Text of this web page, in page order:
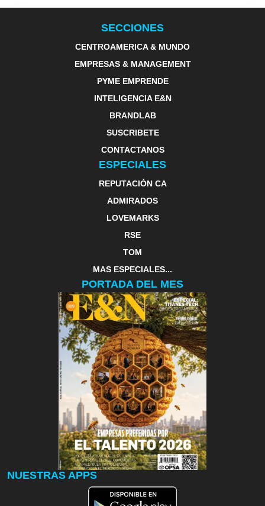
SECCIONES
CENTROAMERICA & MUNDO
EMPRESAS & MANAGEMENT
PYME EMPRENDE
INTELIGENCIA E&N
BRANDLAB
SUSCRIBETE
CONTACTANOS
ESPECIALES
REPUTACIÓN CA
ADMIRADOS
LOVEMARKS
RSE
TOM
MAS ESPECIALES...
PORTADA DEL MES
NUESTRAS APPS